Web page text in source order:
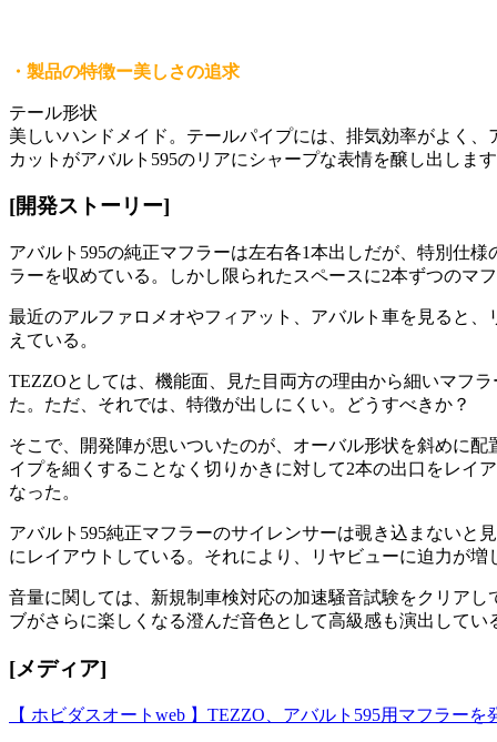
・製品の特徴ー美しさの追求
テール形状
美しいハンドメイド。テールパイプには、排気効率がよく
カットがアバルト595のリアにシャープな表情を醸し出しま
[開発ストーリー]
アバルト595の純正マフラーは左右各1本出しだが、特別仕
ラーを収めている。しかし限られたスペースに2本ずつのマ
最近のアルファロメオやフィアット、アバルト車を見ると
えている。
TEZZOとしては、機能面、見た目両方の理由から細いマフ
た。ただ、それでは、特徴が出しにくい。どうすべきか？
そこで、開発陣が思いついたのが、オーバル形状を斜めに
イプを細くすることなく切りかきに対して2本の出口をレイ
なった。
アバルト595純正マフラーのサイレンサーは覗き込まないと
にレイアウトしている。それにより、リヤビューに迫力が増
音量に関しては、新規制車検対応の加速騒音試験をクリア
ブがさらに楽しくなる澄んだ音色として高級感も演出してい
[メディア]
【 ホビダスオートweb 】TEZZO、アバルト595用マフラーを